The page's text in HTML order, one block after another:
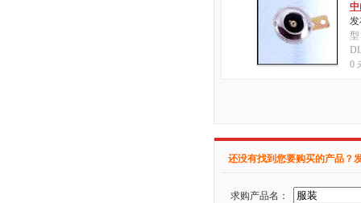
发
型
0
还没有找到您要购买的产品？
求购产品名：